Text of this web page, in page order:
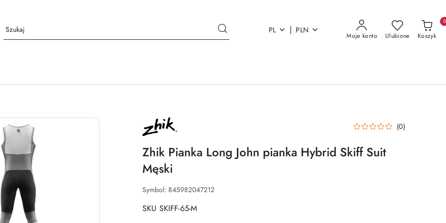
PL | PLN
Moje konto Ulubione Koszyk
0
NAZWA
PRODUCENTA:
ZHIK
(0)
Zhik Pianka Long John pianka Hybrid Skiff Suit
Męski
Symbol: 845982047212
SKU SKIFF-65-M